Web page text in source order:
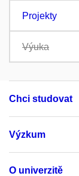
Projekty
Výuka
Chci studovat
Výzkum
O univerzitě